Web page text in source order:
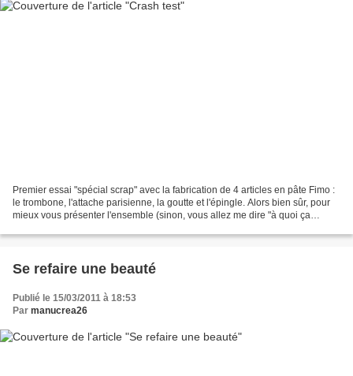
Premier essai "spécial scrap" avec la fabrication de 4 articles en pâte Fimo :
le trombone, l'attache parisienne, la goutte et l'épingle. Alors bien sûr, pour
mieux vous présenter l'ensemble (sinon, vous allez me dire "à quoi ça
Se refaire une beauté
Publié le 15/03/2011 à 18:53
Par manucrea26